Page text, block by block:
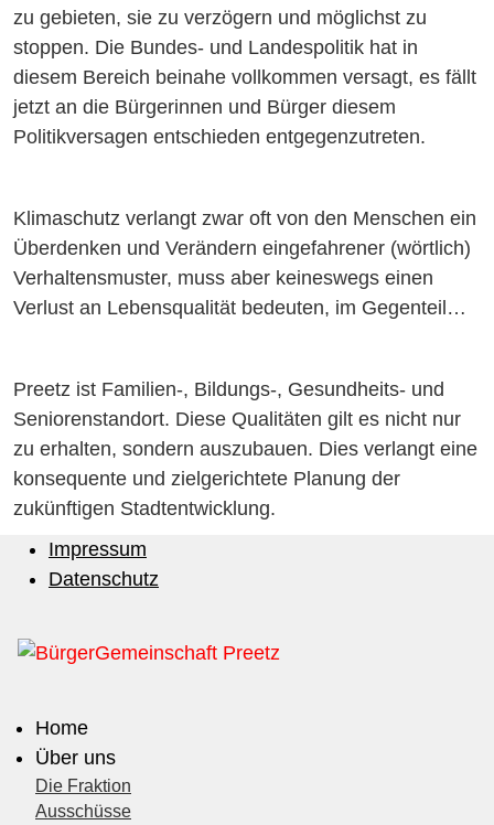
zu gebieten, sie zu verzögern und möglichst zu
stoppen. Die Bundes- und Landespolitik hat in
diesem Bereich beinahe vollkommen versagt, es fällt
jetzt an die Bürgerinnen und Bürger diesem
Politikversagen entschieden entgegenzutreten.
Klimaschutz verlangt zwar oft von den Menschen ein
Überdenken und Verändern eingefahrener (wörtlich)
Verhaltensmuster, muss aber keineswegs einen
Verlust an Lebensqualität bedeuten, im Gegenteil…
Preetz ist Familien-, Bildungs-, Gesundheits- und
Seniorenstandort. Diese Qualitäten gilt es nicht nur
zu erhalten, sondern auszubauen. Dies verlangt eine
konsequente und zielgerichtete Planung der
zukünftigen Stadtentwicklung.
Impressum
Datenschutz
Home
Über uns
Die Fraktion
Ausschüsse